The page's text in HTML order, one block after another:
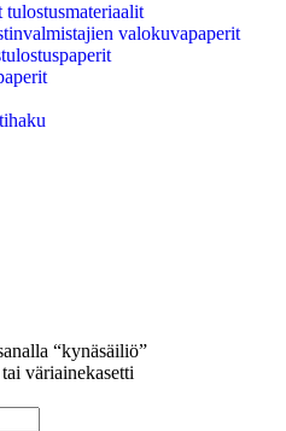
tulostusmateriaalit
valokuvapaperit
“kynäsäiliö”
väriainekasetti